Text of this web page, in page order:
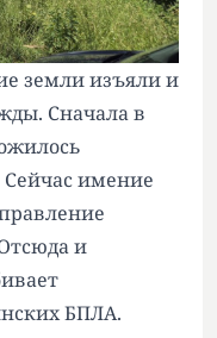
земли изъяли и
Сначала в
имение
и
БПЛА.